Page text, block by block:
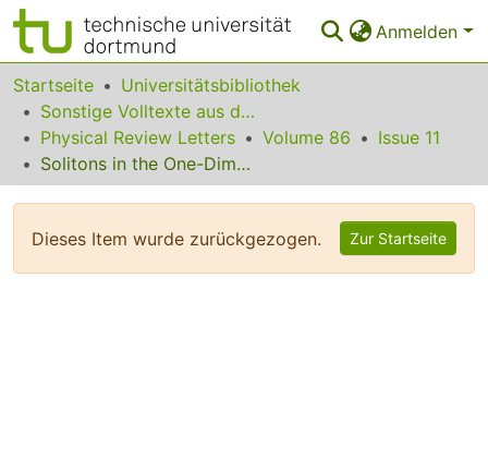
Anmelden
Bereiche & Sammlungen
Das gesamte Repositorium
Statistiken
Startseite
Universitätsbibliothek
Sonstige Volltexte aus dem Bibliotheksangebot
Physical Review Letters
Volume 86
Issue 11
Solitons in the One-Dimensional Forest Fire Model
Dieses Item wurde zurückgezogen. Zur Startseite